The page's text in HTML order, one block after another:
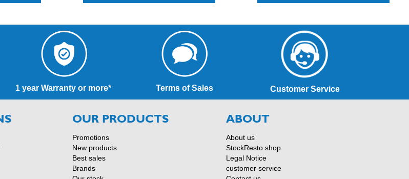
1 year Warranty or more* Terms of Sales Customer Service
OUR PRODUCTS
Promotions
New products
Best sales
Brands
ABOUT
About us
StockResto shop
Legal Notice
customer service